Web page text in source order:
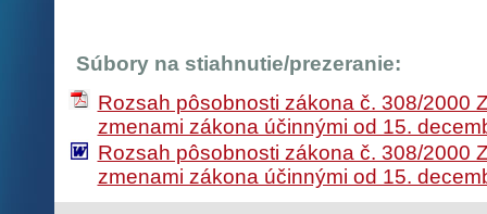
Súbory na stiahnutie/prezeranie:
Rozsah pôsobnosti zákona č. 308/2000
zmenami zákona účinnými od 15.
Rozsah pôsobnosti zákona č. 308/2000
zmenami zákona účinnými od 15.